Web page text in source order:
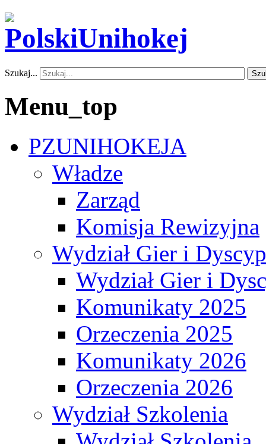
Szukaj...
Menu_top
PZUNIHOKEJA
Władze
Zarząd
Komisja Rewizyjna
Wydział Gier i
Wydział Gier i
Komunikaty 2025
Orzeczenia 2025
Komunikaty 2026
Orzeczenia 2026
Wydział Szkolenia